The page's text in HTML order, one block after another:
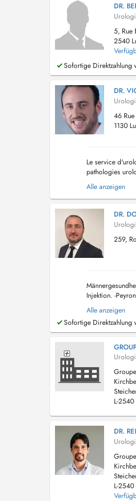
DR.
5, Rue
2540
Sofortige Direktzahlung
DR.
46
1130
Le service
pathologies
affections
Alle anzeigen
DR.
259,
Injektion. -
abakterielle
Alle anzeigen
Sofortige Direktzahlung
L-
DR.
L-